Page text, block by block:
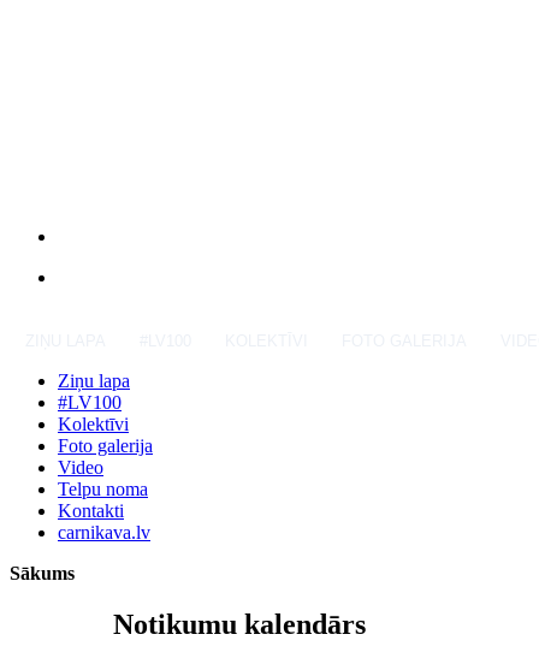
Ziņu lapa
#LV100
Kolektīvi
Foto galerija
Video
Telpu noma
Kontakti
carnikava.lv
Sākums
Notikumu kalendārs